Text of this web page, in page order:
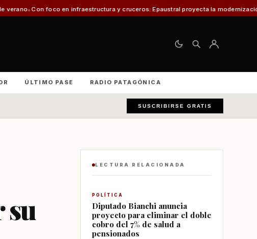
en infraestructura y cruceros: Epaustral proyecta la modernización portuaria para
ÚLTIMO PASE RADIO PATAGÓNICA
SUSCRIBIRSE GRATIS
su
LECTURA RELACIONADA
POLÍTICA
Diputado Bianchi anuncia
proyecto para eliminar el doble
cobro del 7% de salud a
pensionados